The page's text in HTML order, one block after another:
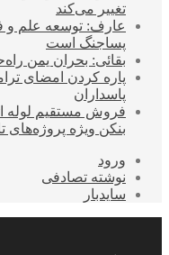
تغییر می‌کند
عارف: توسعه علم و
پساجنگ است
بقائی: بحران یمن
پاره کردن امضای
پاسداران
فروش مستقیم لوله
بنکن ویژه پروژه‌های
ورود
نوشته تصادفی
سایدبار